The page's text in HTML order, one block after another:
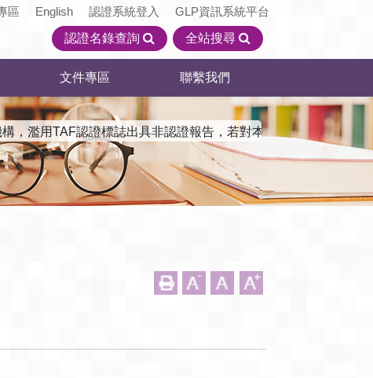
區 English 認證系統登入
GLP資訊系統平台
認證名錄查詢
全站搜尋
文件專區 聯繫我們
，濫用TAF認證標誌出具非認證報告，若對本會認證機構資訊